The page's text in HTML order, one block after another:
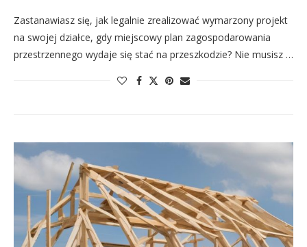
Zastanawiasz się, jak legalnie zrealizować wymarzony projekt
na swojej działce, gdy miejscowy plan zagospodarowania
przestrzennego wydaje się stać na przeszkodzie? Nie musisz …